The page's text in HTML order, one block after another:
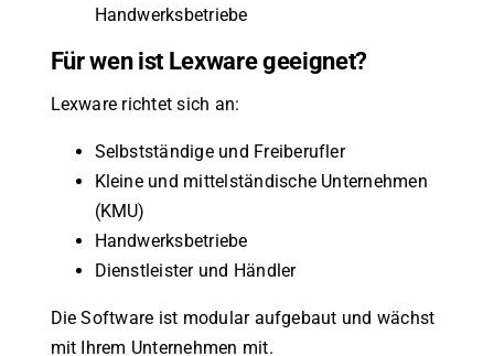
Handwerksbetriebe
Für wen ist Lexware geeignet?
Lexware richtet sich an:
Selbstständige und Freiberufler
Kleine und mittelständische Unternehmen
(KMU)
Handwerksbetriebe
Dienstleister und Händler
Die Software ist modular aufgebaut und wächst
mit Ihrem Unternehmen mit.